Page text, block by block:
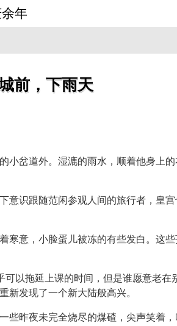
年
前，下雨天
岔道外。湿漉的雨水，顺着他身上
识跟随范闲参观人间的旅行者，皇
意，小脸蛋儿被冻的有些发白。这
以拖延上课的时间，但是谁愿意老
新发现了一个新大陆般高兴。
昨夜未完全烧尽的煤碴，尖声笑着，